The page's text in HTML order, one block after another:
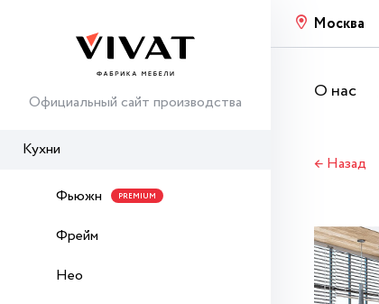
Официальный сайт производства
Кухни
Фьюжн PREMIUM
Фрейм
Нео
Москва
О нас
← Назад